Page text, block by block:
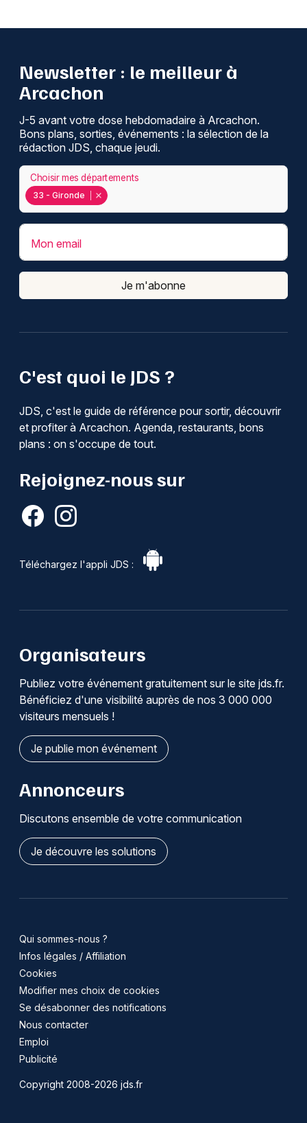
C'est quoi le JDS ?
JDS, c'est le guide de référence pour sortir, découvrir
et profiter à Arcachon. Agenda, restaurants, bons
plans : on s'occupe de tout.
Rejoignez-nous sur
Téléchargez l'appli JDS :
Newsletter : le meilleur à
Arcachon
J-5 avant votre dose hebdomadaire à Arcachon.
Bons plans, sorties, événements : la sélection de la
rédaction JDS, chaque jeudi.
33 - Gironde
Choisir mes départements
Mon email
Je m'abonne
Organisateurs
Publiez votre événement gratuitement sur le site jds.fr.
Bénéficiez d'une visibilité auprès de nos 3 000 000
visiteurs mensuels !
Je publie mon événement
Annonceurs
Discutons ensemble de votre communication
Je découvre les solutions
Qui sommes-nous ?
Infos légales / Affiliation
Cookies
Modifier mes choix de cookies
Se désabonner des notifications
Nous contacter
Emploi
Publicité
Copyright 2008-2026 jds.fr